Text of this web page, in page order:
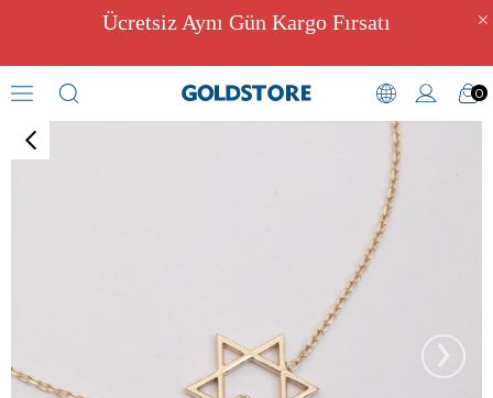
Ücretsiz Aynı Gün Kargo Fırsatı
0
Pırlantalı Bileklik Modelleri
›